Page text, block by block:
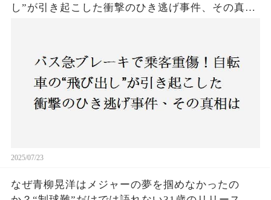
し”が引き起こした衝撃のひき逃げ事件、その真相
2025/07/23
なぜ青柳晃洋はメジャーの夢を掴めなかったの